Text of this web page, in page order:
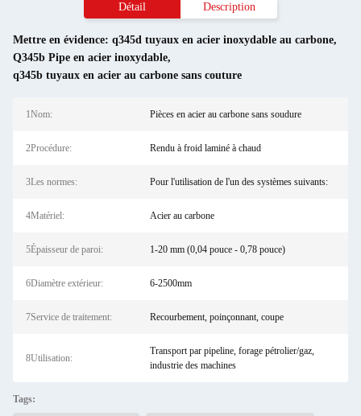
Détail Description
Mettre en évidence: q345d tuyaux en acier inoxydable au carbone,
Q345b Pipe en acier inoxydable,
q345b tuyaux en acier au carbone sans couture
1Nom: Pièces en acier au carbone sans soudure
2Procédure: Rendu à froid laminé à chaud
3Les normes: Pour l'utilisation de l'un des systèmes suivants:
4Matériel: Acier au carbone
5Épaisseur de paroi: 1-20 mm (0,04 pouce - 0,78 pouce)
6Diamètre extérieur: 6-2500mm
7Service de traitement: Recourbement, poinçonnant, coupe
8Utilisation:
Transport par pipeline, forage pétrolier/gaz,
industrie des machines
Tags: